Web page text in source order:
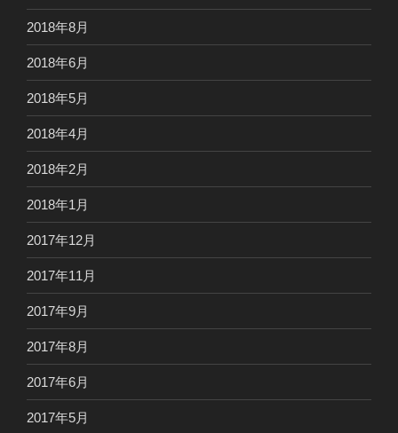
2018年8月
2018年6月
2018年5月
2018年4月
2018年2月
2018年1月
2017年12月
2017年11月
2017年9月
2017年8月
2017年6月
2017年5月